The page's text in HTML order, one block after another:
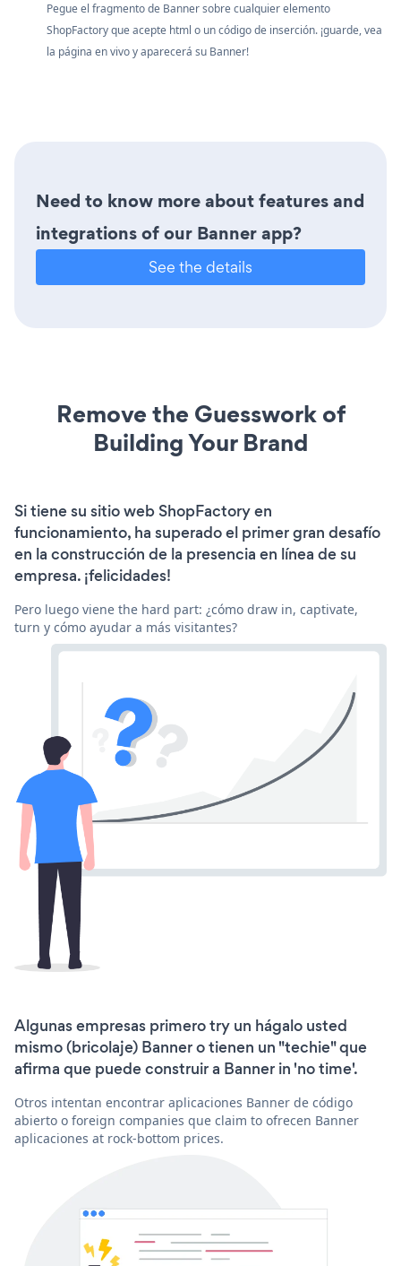
Pegue el fragmento de Banner sobre cualquier elemento
ShopFactory que acepte html o un código de inserción. ¡guarde, vea
la página en vivo y aparecerá su Banner!
Need to know more about features and
integrations of our Banner app?
See the details
Remove the Guesswork of
Building Your Brand
Si tiene su sitio web ShopFactory en
funcionamiento, ha superado el primer gran desafío
en la construcción de la presencia en línea de su
empresa. ¡felicidades!
Pero luego viene the hard part: ¿cómo draw in, captivate,
turn y cómo ayudar a más visitantes?
Algunas empresas primero try un hágalo usted
mismo (bricolaje) Banner o tienen un "techie" que
afirma que puede construir a Banner in 'no time'.
Otros intentan encontrar aplicaciones Banner de código
abierto o foreign companies que claim to ofrecen Banner
aplicaciones at rock-bottom prices.